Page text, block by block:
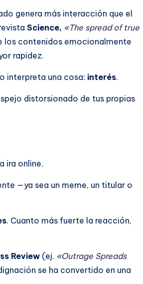
genera más interacción que el
Science, «The spread of true
los contenidos emocionalmente
rapidez.
interpreta una cosa: interés.
distorsionado de tus propias
ira online.
—ya sea un meme, un titular o
. Cuanto más fuerte la reacción,
Review (ej. «Outrage Spreads
se ha convertido en una